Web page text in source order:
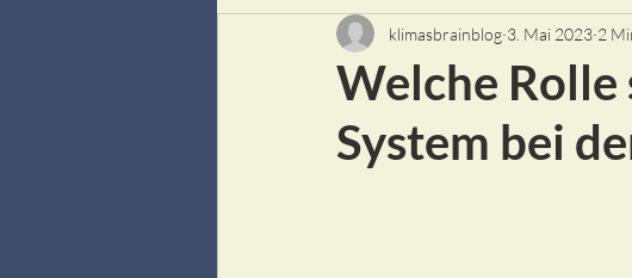
Welche
System bei
klimasbrainblog 3. Mai 2023 2